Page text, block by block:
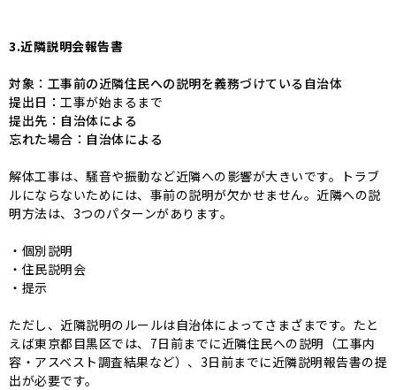
3.近隣説明会報告書
対象：工事前の近隣住民への説明を義務づけている自治体
提出日： 工事が始まるまで
提出先：自治体による
忘れた場合：自治体による
解体工事は、騒音や振動など近隣への影響が大きいです。トラブ
ルにならないためには、事前の説明が欠かせません。近隣への説
明方法は、3つのパターンがあります。
・個別説明
・住民説明会
・提示
ただし、近隣説明のルールは自治体によってさまざまです。たと
えば東京都目黒区では、7日前までに近隣住民への説明（工事内
容・アスベスト調査結果など）、3日前までに近隣説明報告書の提
出が必要です。